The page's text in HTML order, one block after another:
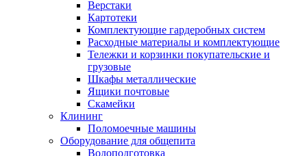
Верстаки
Картотеки
Комплектующие гардеробных систем
Расходные материалы и комплектующие
Тележки и корзинки покупательские и
грузовые
Шкафы металлические
Ящики почтовые
Скамейки
Клининг
Поломоечные машины
Оборудование для общепита
Водоподготовка